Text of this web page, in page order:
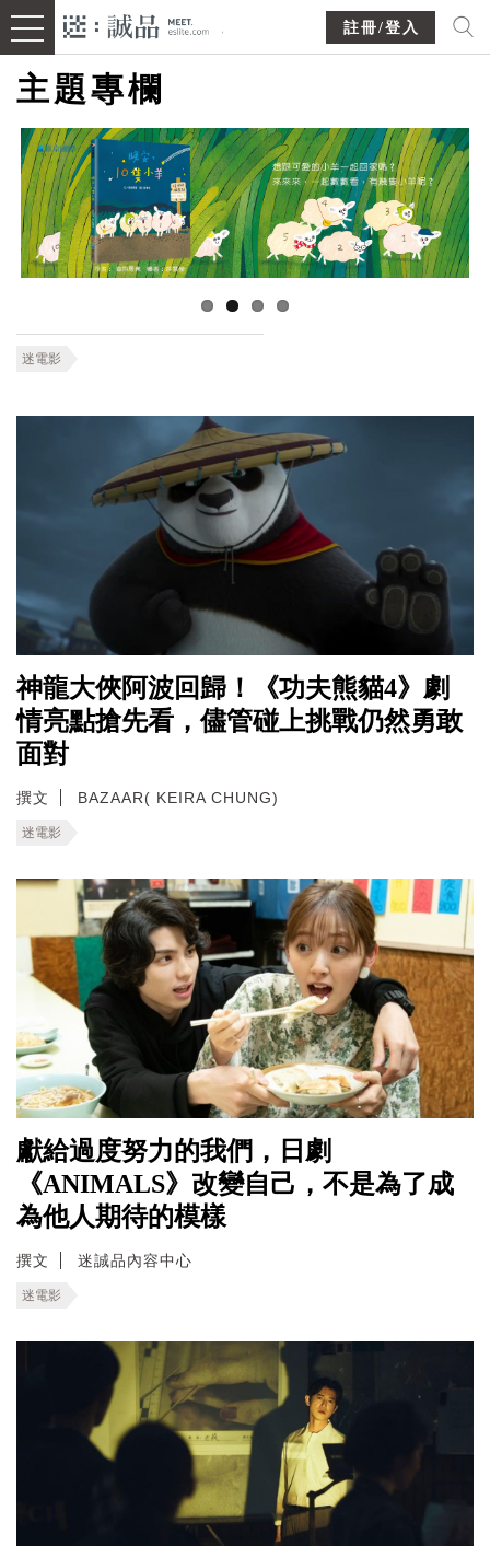
註冊/登入
主題專欄
迷電影
神龍大俠阿波回歸！《功夫熊貓4》劇
情亮點搶先看，儘管碰上挑戰仍然勇敢
面對
撰文 BAZAAR( KEIRA CHUNG)
迷電影
獻給過度努力的我們，日劇
《ANIMALS》改變自己，不是為了成
為他人期待的模樣
撰文 迷誠品內容中心
迷電影